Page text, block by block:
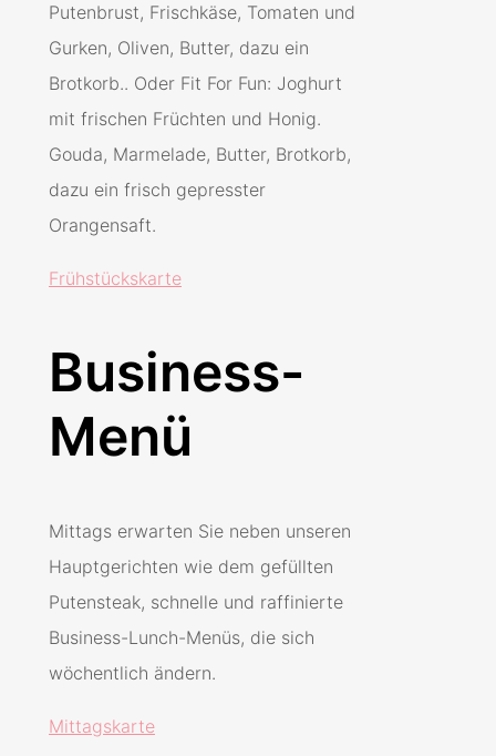
Putenbrust, Frischkäse, Tomaten und
Gurken, Oliven, Butter, dazu ein
Brotkorb.. Oder Fit For Fun: Joghurt
mit frischen Früchten und Honig.
Gouda, Marmelade, Butter, Brotkorb,
dazu ein frisch gepresster
Orangensaft.
Frühstückskarte
Business-
Menü
Mittags erwarten Sie neben unseren
Hauptgerichten wie dem gefüllten
Putensteak, schnelle und raffinierte
Business-Lunch-Menüs, die sich
wöchentlich ändern.
Mittagskarte